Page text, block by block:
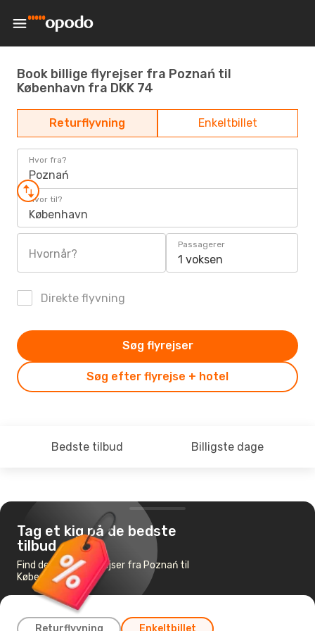
Book billige flyrejser fra Poznań til
København fra DKK 74
Returflyvning Enkeltbillet
Hvor fra?
Poznań
Hvor til?
København
Hvornår?
Passagerer
1 voksen
Direkte flyvning
Søg efter flyrejse + hotel
Søg flyrejser
Bedste tilbud Billigste dage
Tag et kig på de bedste
tilbud
Find de billigste flyrejser fra Poznań til
København
Returflyvning Enkeltbillet